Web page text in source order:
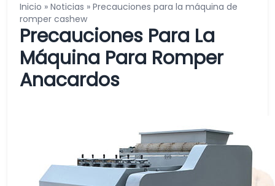
Inicio » Noticias » Precauciones para la máquina de
romper cashew
Precauciones Para La
Máquina Para Romper
Anacardos